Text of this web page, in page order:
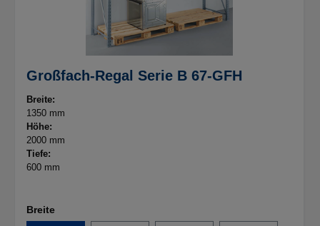
Großfach-Regal Serie B 67-GFH
Breite:
1350 mm
Höhe:
2000 mm
Tiefe:
600 mm
Breite